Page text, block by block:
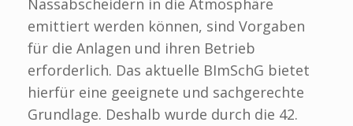
Nassabscheidern in die Atmosphäre
emittiert werden können, sind Vorgaben
für die Anlagen und ihren Betrieb
erforderlich. Das aktuelle BImSchG bietet
hierfür eine geeignete und sachgerechte
Grundlage. Deshalb wurde durch die 42.